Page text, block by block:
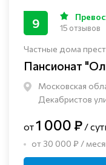
Частные дома
Пансионат
Московская
Декабристов
9 15 отзывов
от1 000 ₽ /
от 30 000 ₽ /